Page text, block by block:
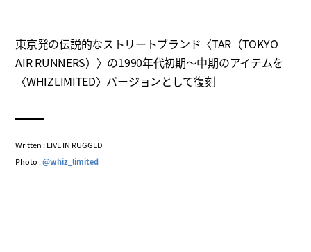
東京発の伝説的なストリートブランド〈TAR（TOKYO
AIR RUNNERS）〉の1990年代初期～中期のアイテムを
〈WHIZLIMITED〉バージョンとして復刻
Written : LIVE IN RUGGED
Photo :@whiz_limited